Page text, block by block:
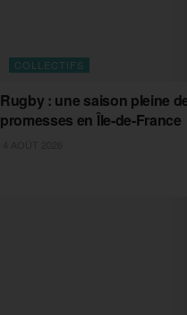
COLLECTIFS
Rugby : une saison pleine
promesses en Île-de-France